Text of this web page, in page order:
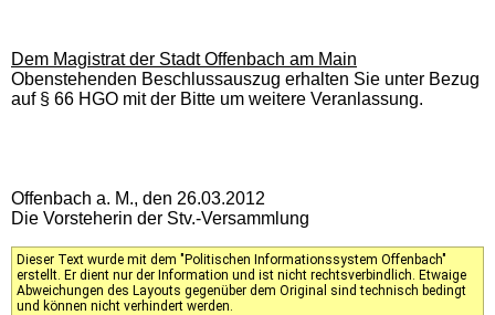
Dem Magistrat der Stadt Offenbach am Main
Obenstehenden Beschlussauszug erhalten Sie unter Bezug
auf § 66 HGO mit der Bitte um weitere Veranlassung.
Offenbach a. M., den 26.03.2012
Die Vorsteherin der Stv.-Versammlung
Dieser Text wurde mit dem "Politischen Informationssystem Offenbach"
erstellt. Er dient nur der Information und ist nicht rechtsverbindlich. Etwaige
Abweichungen des Layouts gegenüber dem Original sind technisch bedingt
und können nicht verhindert werden.